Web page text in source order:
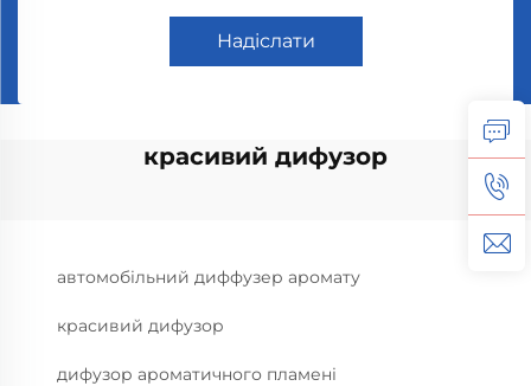
Надіслати
красивий дифузор
автомобільний диффузер аромату
красивий дифузор
дифузор ароматичного пламені